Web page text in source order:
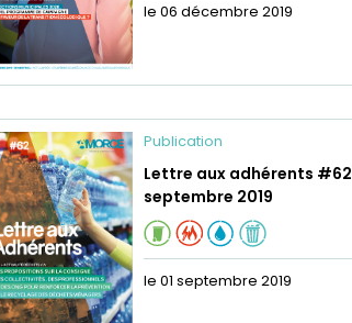
le 06 décembre 2019
Publication
Lettre aux adhérents #62
septembre 2019
le 01 septembre 2019